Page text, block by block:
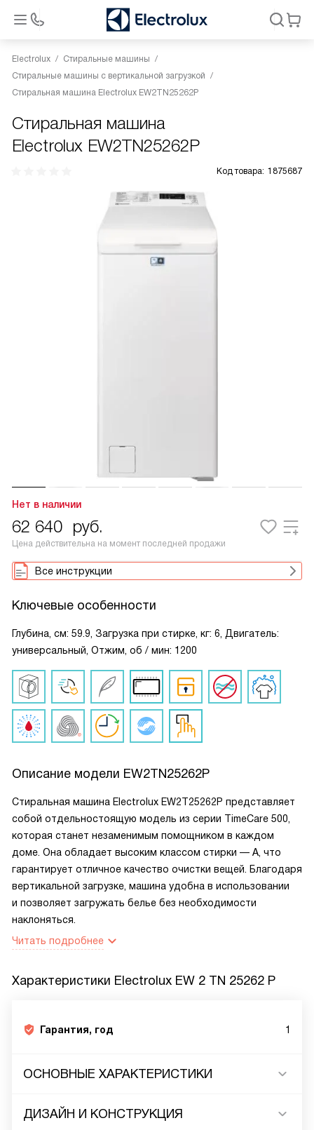
Electrolux
Стиральные машины
Стиральные машины с вертикальной загрузкой
Стиральная машина Electrolux EW2TN25262P
Стиральная машина
Electrolux EW2TN25262P
Код товара: 1875687
Нет в наличии
62 640 руб.
Цена действительна на момент последней продажи
Все инструкции
Ключевые особенности
Глубина, см: 59.9, Загрузка при стирке, кг: 6, Двигатель:
универсальный, Отжим, об / мин: 1200
Описание модели EW2TN25262P
Стиральная машина Electrolux EW2T25262P представляет
собой отдельностоящую модель из серии TimeCare 500,
которая станет незаменимым помощником в каждом
доме. Она обладает высоким классом стирки — A, что
гарантирует отличное качество очистки вещей. Благодаря
вертикальной загрузке, машина удобна в использовании
и позволяет загружать белье без необходимости
наклоняться.
Читать подробнее
Характеристики Electrolux EW 2 TN 25262 P
Гарантия, год 1
ОСНОВНЫЕ ХАРАКТЕРИСТИКИ
ДИЗАЙН И КОНСТРУКЦИЯ